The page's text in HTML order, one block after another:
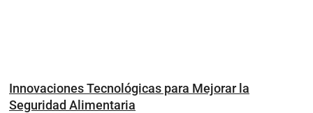
Innovaciones Tecnológicas para Mejorar la
Seguridad Alimentaria